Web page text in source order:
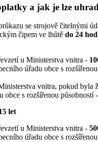
a jak je lze
se strojově čitelnými
čipem ve lhůtě do 24
u Ministerstva vnitra -
úřadu obce s
vnitra, pokud byla
obce s rozšířenou působností -
let
u Ministerstva vnitra -
úřadu obce s